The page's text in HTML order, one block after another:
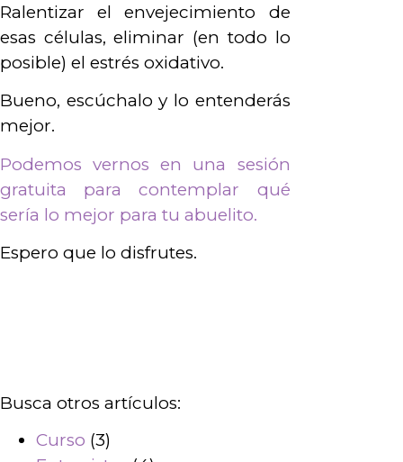
Ralentizar el envejecimiento de
esas células, eliminar (en todo lo
posible) el estrés oxidativo.
Bueno, escúchalo y lo entenderás
mejor.
Podemos vernos en una sesión
gratuita para contemplar qué
sería lo mejor para tu abuelito.
Espero que lo disfrutes.
Busca otros artículos:
Curso (3)